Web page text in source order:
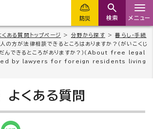
防災 検索 メニュー
くある質問トップページ > 分野から探す >暮らし・手続
の方が法律相談できるところはありますか？（がいこくじ
だんできるところがありますか？）(About free legal
by lawyers for foreign residents living
よくある質問